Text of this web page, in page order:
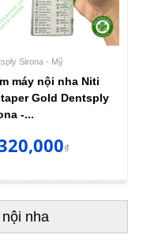
Sirona - Mỹ
máy nội nha Niti
Gold Dentsply
-...
₫
nha